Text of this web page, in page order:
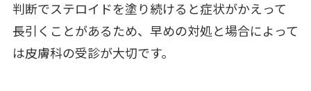
判断でステロイドを塗り続けると症状がかえって
長引くことがあるため、早めの対処と場合によって
は皮膚科の受診が大切です。